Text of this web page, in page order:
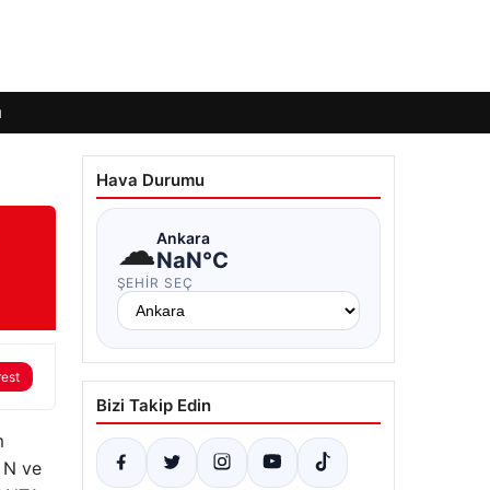
N ve
Hava Durumu
☁Ankara
NaN°C
ŞEHIR SEÇ
Bizi Takip Edin